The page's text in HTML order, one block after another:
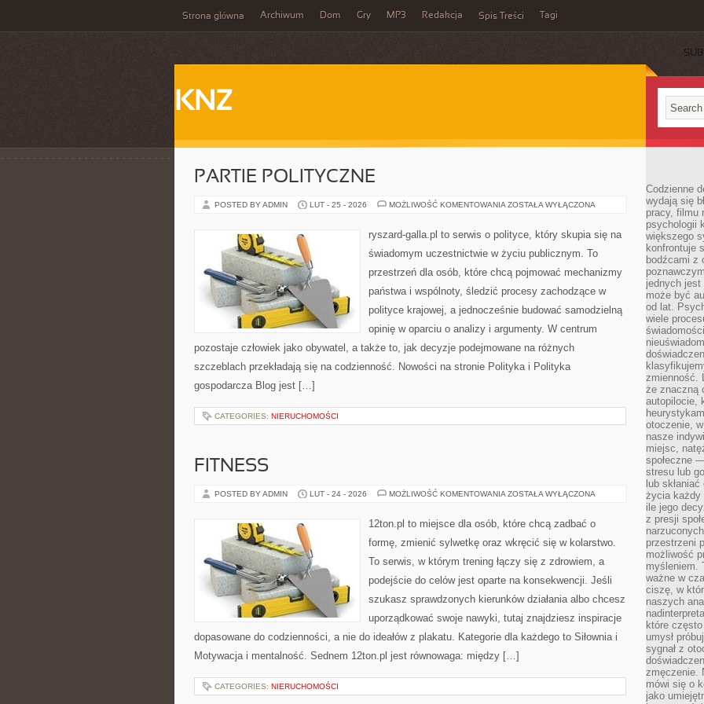
Strona główna Archiwum Dom Gry MP3 Redakcja Spis Treści Tagi
KNZ
PARTIE POLITYCZNE
POSTED BY ADMIN LUT - 25 - 2026 MOŻLIWOŚĆ KOMENTOWANIA PARTIE
ZOSTAŁA WYŁĄCZONA
ryszard-galla.pl to serwis o polityce, który skupia się na
świadomym uczestnictwie w życiu publicznym. To
przestrzeń dla osób, które chcą pojmować mechanizmy
państwa i wspólnoty, śledzić procesy zachodzące w
polityce krajowej, a jednocześnie budować samodzielną
opinię w oparciu o analizy i argumenty. W centrum
pozostaje człowiek jako obywatel, a także to, jak decyzje podejmowane na różnych
szczeblach przekładają się na codzienność. Nowości na stronie Polityka i Polityka
gospodarcza Blog jest […]
CATEGORIES: NIERUCHOMOŚCI
FITNESS
POSTED BY ADMIN LUT - 24 - 2026 MOŻLIWOŚĆ KOMENTOWANIA FITNESS
ZOSTAŁA WYŁĄCZONA
12ton.pl to miejsce dla osób, które chcą zadbać o
formę, zmienić sylwetkę oraz wkręcić się w kolarstwo.
To serwis, w którym trening łączy się z zdrowiem, a
podejście do celów jest oparte na konsekwencji. Jeśli
szukasz sprawdzonych kierunków działania albo chcesz
uporządkować swoje nawyki, tutaj znajdziesz inspiracje
dopasowane do codzienności, a nie do ideałów z plakatu. Kategorie dla każdego to Siłownia i
Motywacja i mentalność. Sednem 12ton.pl jest równowaga: między […]
CATEGORIES: NIERUCHOMOŚCI
Codzienne
wydają się
pracy, filmu
psychologii
większego
konfrontuje
bodźcami z
jednych jest
może być
od lat.
wiele
zmienność.
że znaczną
autopilocie,
otoczenie,
nasze
miejsc,
społeczne
stresu lub
lub
życia każdy
ile jego
z presji
przestrzeni
możliwość
myśleniem.
ważne w
ciszę, w
naszych
które
umysł
sygnał z
zmęczenie.
mówi się o
jako